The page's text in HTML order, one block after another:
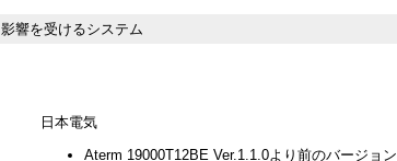
影響を受けるシステム
日本電気
Aterm 19000T12BE Ver.1.1.0より前のバージョン